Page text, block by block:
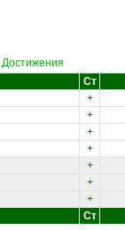
Достижения
Ст
+
+
+
+
+
+
+
Ст